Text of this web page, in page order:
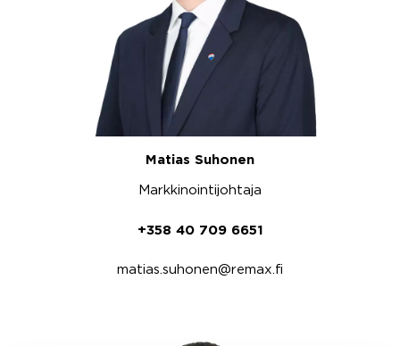
Matias Suhonen
Markkinointijohtaja
+358 40 709 6651
matias.suhonen@remax.fi